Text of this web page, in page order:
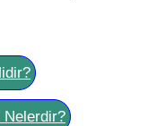
Nelerdir?